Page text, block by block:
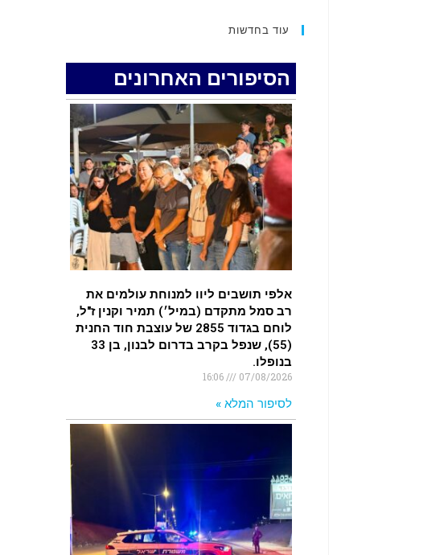
זוג שיחד עם ילדיהם יצאו למסע גניבות
באילת.
האדמה רועדת- סדרת רעידות אדמה
בחצי האי סיני
רכב התנגש במעקה בטיחות בכביש 90
בסמוך לעין חצבה. פצועים
עוד בחדשות
הסיפורים האחרונים
אלפי תושבים ליוו למנוחת עולמים את
רב סמל מתקדם (במיל׳) תמיר וקנין ז"ל,
לוחם בגדוד 2855 של עוצבת חוד החנית
(55), שנפל בקרב בדרום לבנון, בן 33
בנופלו.
07/08/2026
לסיפור המלא »